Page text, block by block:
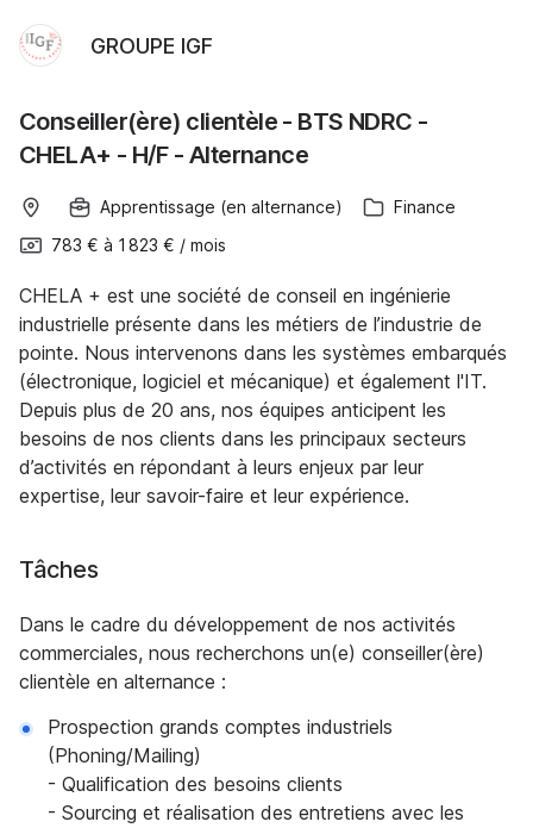
GROUPE IGF
Conseiller(ère) clientèle - BTS NDRC -
CHELA+ - H/F - Alternance
Apprentissage (en alternance)
Finance
783 € à 1 823 € / mois
CHELA + est une société de conseil en ingénierie
industrielle présente dans les métiers de l’industrie de
pointe. Nous intervenons dans les systèmes embarqués
(électronique, logiciel et mécanique) et également l'IT.
Depuis plus de 20 ans, nos équipes anticipent les
besoins de nos clients dans les principaux secteurs
d’activités en répondant à leurs enjeux par leur
expertise, leur savoir-faire et leur expérience.
Tâches
Dans le cadre du développement de nos activités
commerciales, nous recherchons un(e) conseiller(ère)
clientèle en alternance :
Prospection grands comptes industriels
(Phoning/Mailing)
- Qualification des besoins clients
- Sourcing et réalisation des entretiens avec les